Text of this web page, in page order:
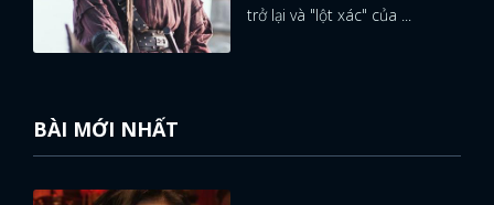
trở lại và "lột xác" của ...
BÀI MỚI NHẤT